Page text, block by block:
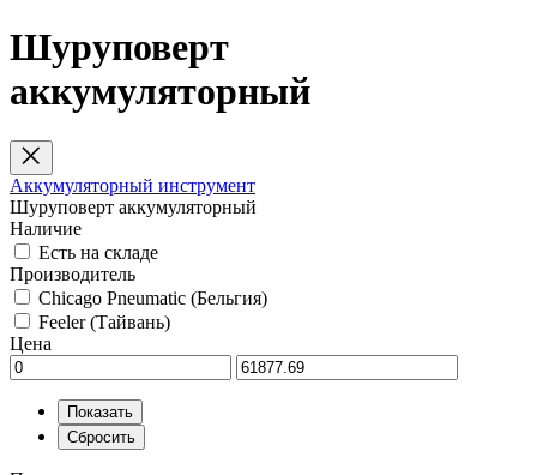
Шуруповерт
аккумуляторный
Аккумуляторный инструмент
Шуруповерт аккумуляторный
Наличие
Есть на складе
Производитель
Chicago Pneumatic (Бельгия)
Feeler (Тайвань)
Цена